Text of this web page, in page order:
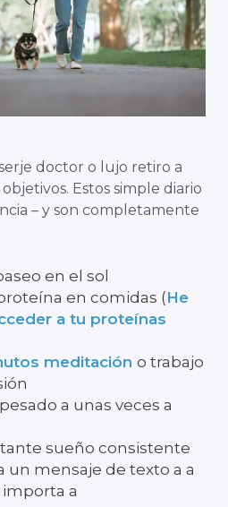
doctor o lujo retiro a
objetivos. Estos simple diario
– y son completamente
en el sol
en comidas (He
a tu proteínas
meditación o trabajo
pesado a unas veces a
sueño consistente
un mensaje de texto a a
a